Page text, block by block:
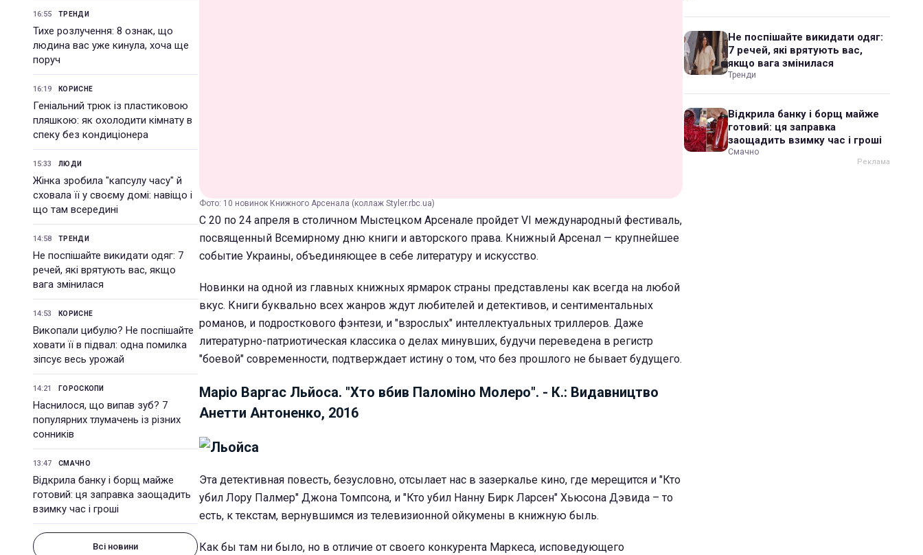
16:55 ТРЕНДИ
Тихе розлучення: 8 ознак, що
людина вас уже кинула, хоча ще
поруч
16:19 КОРИСНЕ
Геніальний трюк із пластиковою
пляшкою: як охолодити кімнату в
спеку без кондиціонера
15:33 ЛЮДИ
Жінка зробила "капсулу часу" й
сховала її у своєму домі: навіщо і
що там всередині
14:58 ТРЕНДИ
Не поспішайте викидати одяг: 7
речей, які врятують вас, якщо
вага змінилася
14:53 КОРИСНЕ
Викопали цибулю? Не поспішайте
ховати її в підвал: одна помилка
зіпсує весь урожай
14:21 ГОРОСКОПИ
Наснилося, що випав зуб? 7
популярних тлумачень із різних
сонників
13:47 СМАЧНО
Відкрила банку і борщ майже
готовий: ця заправка заощадить
взимку час і гроші
Всі новини
Фото: 10 новинок Книжного Арсенала (коллаж Styler.rbc.ua)
С 20 по 24 апреля в столичном Мыстецком Арсенале пройдет VI международный фестиваль,
посвященный Всемирному дню книги и авторского права. Книжный Арсенал — крупнейшее
событие Украины, объединяющее в себе литературу и искусство.
Новинки на одной из главных книжных ярмарок страны представлены как всегда на любой
вкус. Книги буквально всех жанров ждут любителей и детективов, и сентиментальных
романов, и подросткового фэнтези, и "взрослых" интеллектуальных триллеров. Даже
литературно-патриотическая классика о делах минувших, будучи переведена в регистр
"боевой" современности, подтверждает истину о том, что без прошлого не бывает будущего.
Маріо Варгас Льйоса. "Хто вбив Паломіно Молеро". - К.: Видавництво
Анетти Антоненко, 2016
Эта детективная повесть, безусловно, отсылает нас в зазеркалье кино, где мерещится и "Кто
убил Лору Палмер" Джона Томпсона, и "Кто убил Нанну Бирк Ларсен" Хьюсона Дэвида – то
есть, к текстам, вернувшимся из телевизионной ойкумены в книжную быль.
Как бы там ни было, но в отличие от своего конкурента Маркеса, исповедующего
Не поспішайте викидати одяг:
7 речей, які врятують вас,
якщо вага змінилася
Тренди
Відкрила банку і борщ майже
готовий: ця заправка
заощадить взимку час і гроші
Смачно